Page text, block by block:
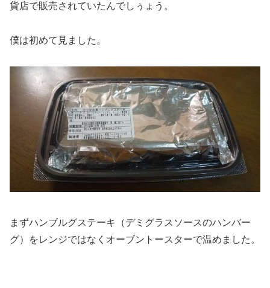
貨店で販売されていたんでしぅょう。
僕は初めて見ました。
まずハンブルグステーキ（デミグラスソースのハンバー
グ）をレンジではなくオーブントースターで温めました。